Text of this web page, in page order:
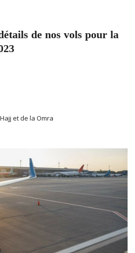
de nos vols pour la
et de la Omra